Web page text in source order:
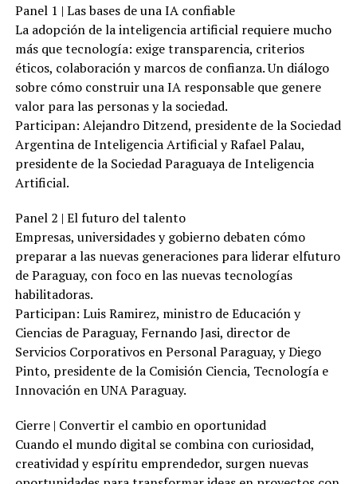
Panel 1 | Las bases de una IA confiable
La adopción de la inteligencia artificial requiere mucho
más que tecnología: exige transparencia, criterios
éticos, colaboración y marcos de confianza. Un diálogo
sobre cómo construir una IA responsable que genere
valor para las personas y la sociedad.
Participan: Alejandro Ditzend, presidente de la Sociedad
Argentina de Inteligencia Artificial y Rafael Palau,
presidente de la Sociedad Paraguaya de Inteligencia
Artificial.
Panel 2 | El futuro del talento
Empresas, universidades y gobierno debaten cómo
preparar a las nuevas generaciones para liderar elfuturo
de Paraguay, con foco en las nuevas tecnologías
habilitadoras.
Participan: Luis Ramirez, ministro de Educación y
Ciencias de Paraguay, Fernando Jasi, director de
Servicios Corporativos en Personal Paraguay, y Diego
Pinto, presidente de la Comisión Ciencia, Tecnología e
Innovación en UNA Paraguay.
Cierre | Convertir el cambio en oportunidad
Cuando el mundo digital se combina con curiosidad,
creatividad y espíritu emprendedor, surgen nuevas